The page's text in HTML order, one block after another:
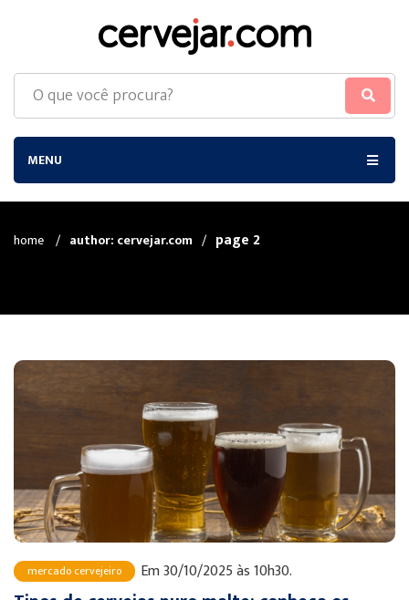
MENU
home / author: cervejar.com / page 2
mercado cervejeiro Em 30/10/2025 às 10h30.